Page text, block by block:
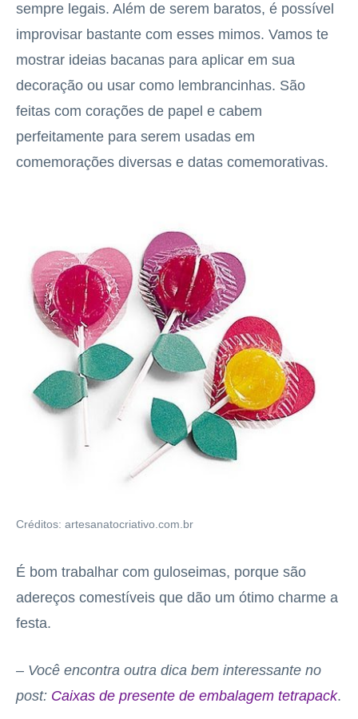
sempre legais. Além de serem baratos, é possível
improvisar bastante com esses mimos. Vamos te
mostrar ideias bacanas para aplicar em sua
decoração ou usar como lembrancinhas. São
feitas com corações de papel e cabem
perfeitamente para serem usadas em
comemorações diversas e datas comemorativas.
Créditos: artesanatocriativo.com.br
É bom trabalhar com guloseimas, porque são
adereços comestíveis que dão um ótimo charme a
festa.
– Você encontra outra dica bem interessante no
post: Caixas de presente de embalagem tetrapack.